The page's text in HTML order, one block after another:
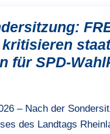
kritisieren
für SPD-
– Nach der
des Landtags